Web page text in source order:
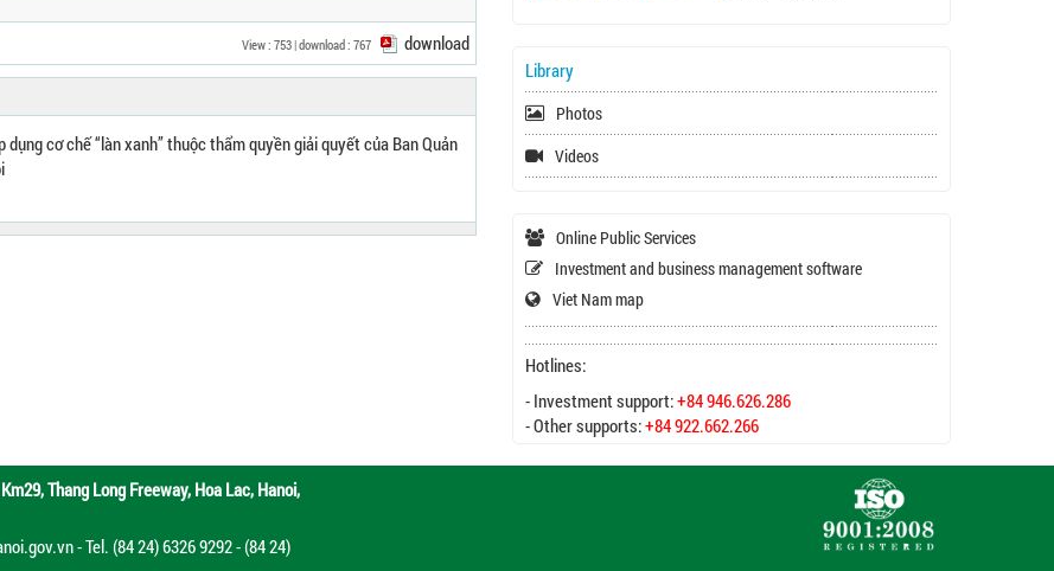
View : 753 | download : 767 download
cơ chế “làn xanh” thuộc thẩm quyền giải quyết của Ban Quản
Library
Photos
Videos
Online Public Services
Investment and business management software
Viet Nam map
Hotlines:
- Investment support:+84 946.626.286
- Other supports:+84 922.662.266
Km29, Thang Long Freeway, Hoa Lac, Hanoi,
- Tel. (84 24) 6326 9292 - (84 24)